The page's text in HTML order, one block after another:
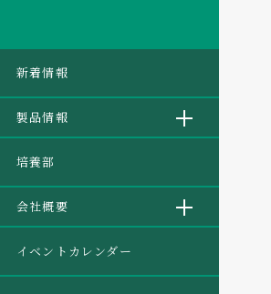
新着情報
製品情報
培養部
会社概要
イベントカレンダー